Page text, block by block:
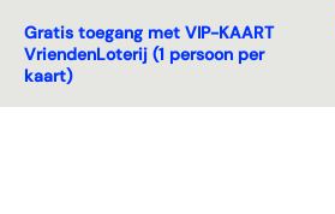
Gratis toegang met VIP-KAART
VriendenLoterij (1 persoon per
kaart)